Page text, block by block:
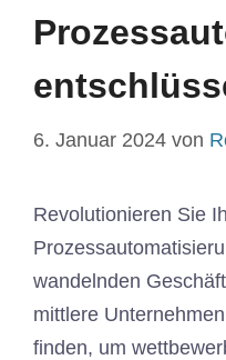
6. Januar 2024 von
Revolutionieren Sie
wandelnden
mittlere
finden, um